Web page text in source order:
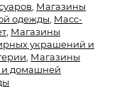
Магазины
одежды Масс-
, Магазины
украшений и
Магазины
и домашней